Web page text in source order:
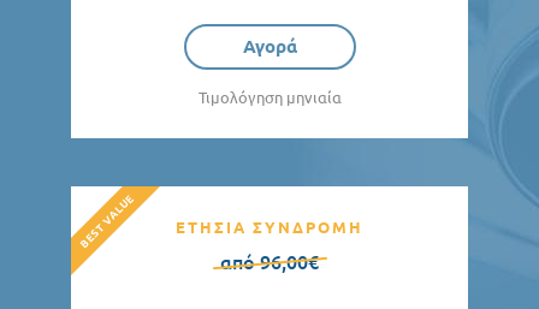
Αγορά
Τιμολόγηση μηνιαία
ΕΤΗΣΙΑ ΣΥΝΔΡΟΜΗ
από 96,00€